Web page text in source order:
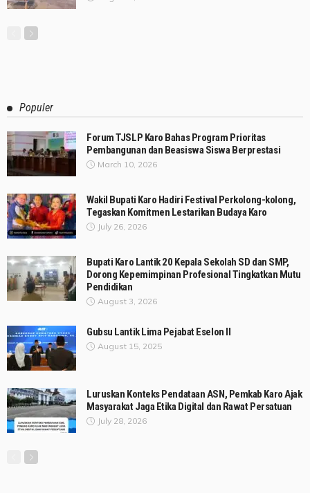
Populer
Forum TJSLP Karo Bahas Program Prioritas
Pembangunan dan Beasiswa Siswa Berprestasi
March 10, 2026
Wakil Bupati Karo Hadiri Festival Perkolong-kolong,
Tegaskan Komitmen Lestarikan Budaya Karo
July 26, 2026
Bupati Karo Lantik 20 Kepala Sekolah SD dan SMP,
Dorong Kepemimpinan Profesional Tingkatkan Mutu
Pendidikan
August 3, 2026
Gubsu Lantik Lima Pejabat Eselon II
August 15, 2025
Luruskan Konteks Pendataan ASN, Pemkab Karo Ajak
Masyarakat Jaga Etika Digital dan Rawat Persatuan
July 28, 2026